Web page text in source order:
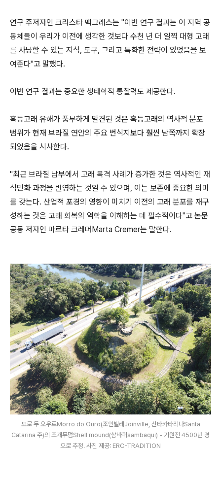
연구 주저자인 크리스타 맥그래스는 "이번 연구 결과는 이 지역 공
동체들이 우리가 이전에 생각한 것보다 수천 년 더 일찍 대형 고래
를 사냥할 수 있는 지식, 도구, 그리고 특화한 전략이 있었음을 보
여준다"고 말했다.
이번 연구 결과는 중요한 생태학적 통찰력도 제공한다.
혹등고래 유해가 풍부하게 발견된 것은 혹등고래의 역사적 분포
범위가 현재 브라질 연안의 주요 번식지보다 훨씬 남쪽까지 확장
되었음을 시사한다.
"최근 브라질 남부에서 고래 목격 사례가 증가한 것은 역사적인 재
식민화 과정을 반영하는 것일 수 있으며, 이는 보존에 중요한 의미
를 갖는다. 산업적 포경의 영향이 미치기 이전의 고래 분포를 재구
성하는 것은 고래 회복의 역학을 이해하는 데 필수적이다"고 논문
공동 저자인 마르타 크레머Marta Cremer는 말한다.
모로 두 오우로Morro do Ouro(조인빌레Joinville, 산타카타리나Santa
Catarina 주)의 조개무덤Shell mound(삼바퀴sambaqui) - 기원전 4500년 경
으로 추정. 사진 제공: ERC-TRADITION